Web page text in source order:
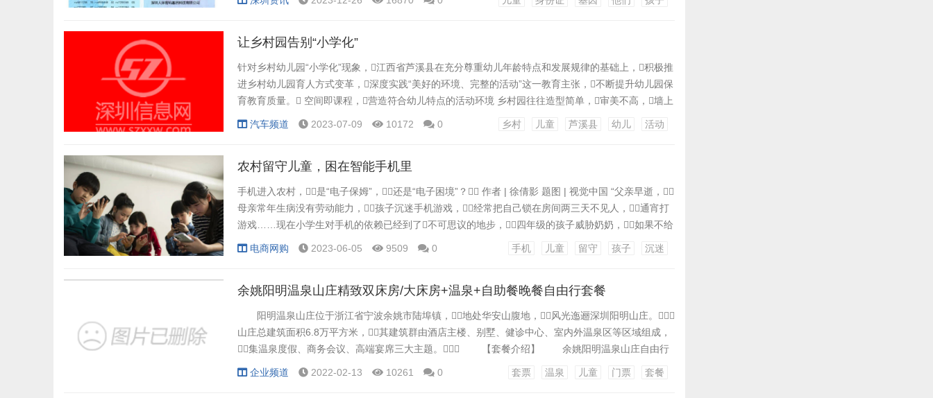
让乡村园告别“小学化”
针对乡村幼儿园“小学化”现象，江西省芦溪县在充分尊重幼儿年龄特点和发展规律的基础上，积极推
进乡村幼儿园育人方式变革，深度实践“美好的环境、完整的活动”这一教育主张，不断提升幼儿园保
育教育质量。 空间即课程，营造符合幼儿特点的活动环境 乡村园往往造型简单，审美不高，墙上
画着各种卡通形象，或刷得红红绿绿。十年来，芦溪县改变乡村园空间组合、重塑环境，坚持“从
汽车频道 2023-07-09 10172 0 乡村 儿童 芦溪县 幼儿 活动
农村留守儿童，困在智能手机里
手机进入农村，是“电子保姆”，还是“电子困境”？ 作者 | 徐倩影 题图 | 视觉中国 “父亲早逝，
母亲常年生病没有劳动能力，孩子沉迷手机游戏，经常把自己锁在房间两三天不见人，通宵打
游戏……现在小学生对手机的依赖已经到了不可思议的地步，四年级的孩子威胁奶奶，如果不给
他买手机就去自杀，还有个男生威胁家长不给玩游戏就绝食。课间休息时，孩子们说的都
电商网购 2023-06-05 9509 0 手机 儿童 留守 孩子 沉迷
余姚阳明温泉山庄精致双床房/大床房+温泉+自助餐晚餐自由行套餐
阳明温泉山庄位于浙江省宁波余姚市陆埠镇，地处华安山腹地，风光迤逦深圳阳明山庄。
山庄总建筑面积6.8万平方米，其建筑群由酒店主楼、别墅、健诊中心、室内外温泉区等区域组成，
集温泉度假、商务会议、高端宴席三大主题。 【套餐介绍】 余姚阳明温泉山庄自由行
套餐 598元住宿戏水套餐（原价2304元）： 套票包含： 1.精致双床房或精致大床房一间
企业频道 2022-02-13 10261 0 套票 温泉 儿童 门票 套餐